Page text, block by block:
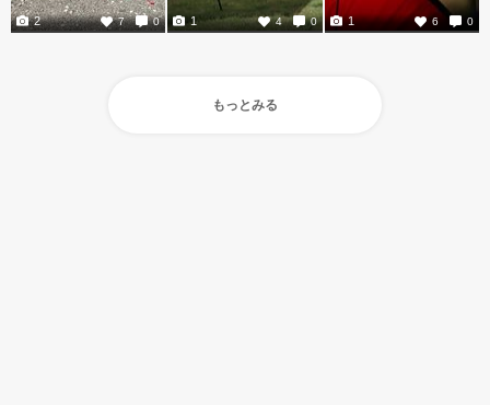
7 0
2 4 0
1 6 0
1
もっとみる